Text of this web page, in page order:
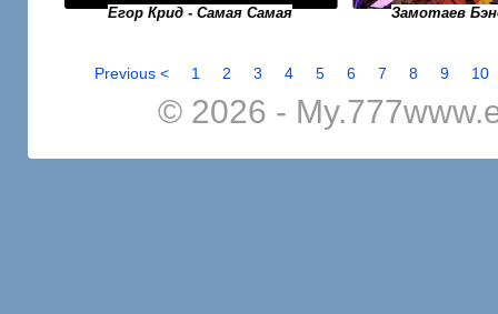
Егор Крид - Самая Самая Замотаев
Previous < 1 2 3 4 5 6 7 8 9 10
© 2026 -